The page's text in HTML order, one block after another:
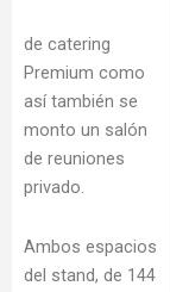
de catering
Premium como
así también se
monto un salón
de reuniones
privado.
Ambos espacios
del stand, de 144